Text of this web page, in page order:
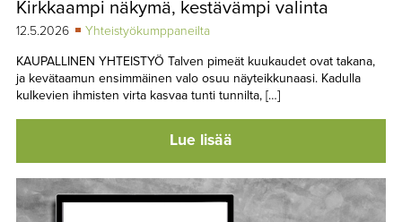
TAPAHTUMAT
YHTEYSTIEDOT
Kirkkaampi näkymä, kestävämpi valinta
12.5.2026
Yhteistyökumppaneilta
KAUPALLINEN YHTEISTYÖ Talven pimeät kuukaudet ovat takana,
ja kevätaamun ensimmäinen valo osuu näyteikkunaasi. Kadulla
kulkevien ihmisten virta kasvaa tunti tunnilta, […]
Lue lisää